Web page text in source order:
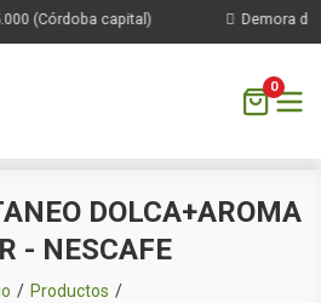
(Córdoba capital) Demora de
0
DOLCA+AROMA
- NESCAFE
Productos